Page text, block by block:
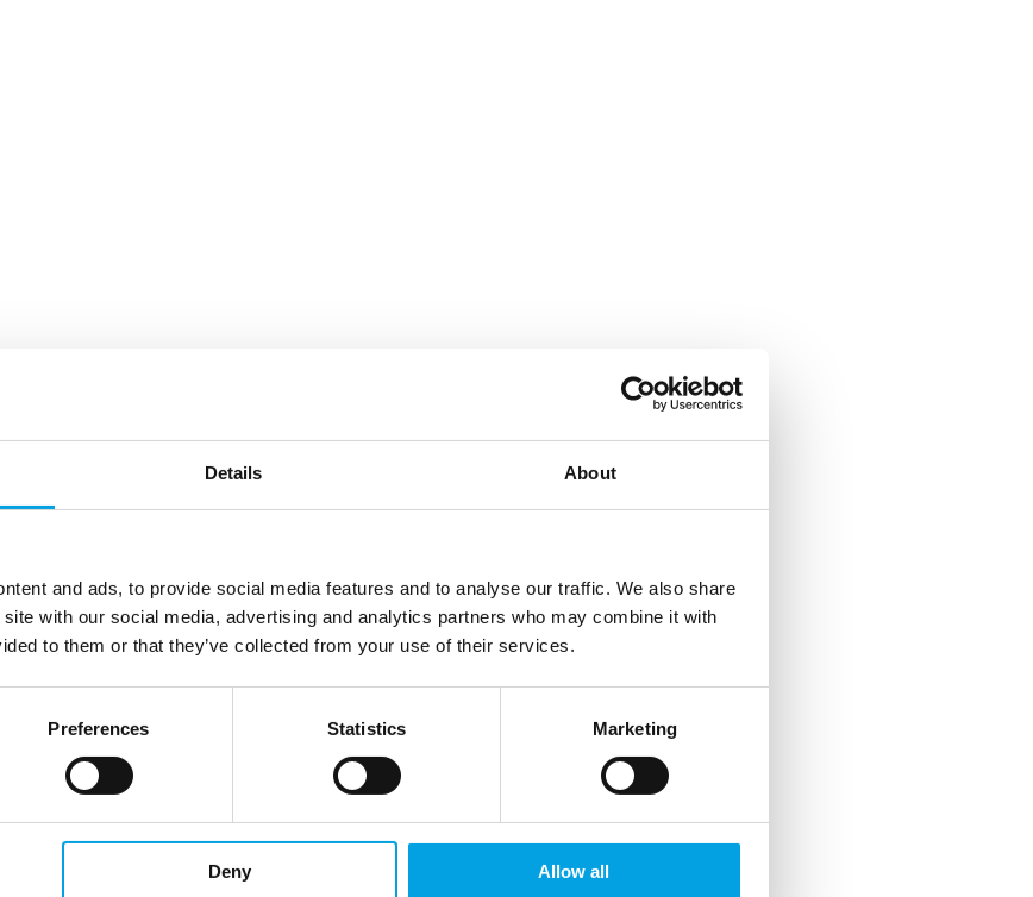
Details About
and ads, to provide social media features and to analyse our traffic. We also share
with our social media, advertising and analytics partners who may combine it with
to them or that they’ve collected from your use of their services.
Preferences Statistics Marketing
Deny Allow all